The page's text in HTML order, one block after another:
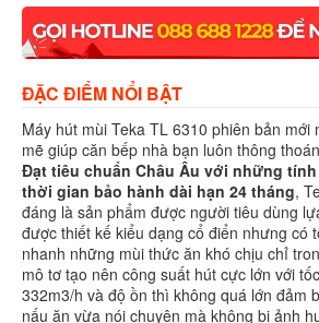
ĐẶC ĐIỂM NỔI BẬT
Máy hút mùi Teka TL 6310 phiên bản mới
mẽ giúp căn bếp nhà bạn luôn thông
Đạt tiêu chuẩn Châu Âu với những
thời gian bảo hành dài hạn 24 tháng,
đáng là sản phẩm được người tiêu dùng
được thiết kế kiểu dạng cổ điển nhưng có
nhanh những mùi thức ăn khó chịu chỉ
mô tơ tạo nên công suất hút cực lớn với
332m3/h và độ ồn thì không quá lớn đảm
nấu ăn vừa nói chuyện mà không bị ảnh